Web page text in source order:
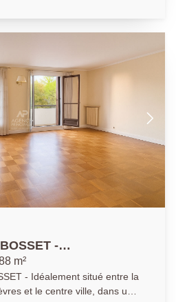
rangements et une
un grand box pour 2
-
4 PIECES
m²
- Idéalement situé entre la
et le centre ville, dans un